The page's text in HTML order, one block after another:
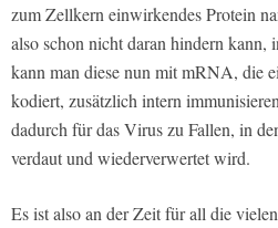
zum Zellkern einwirkendes Protein
also schon nicht daran hindern kann,
kann man diese nun mit mRNA, die
kodiert, zusätzlich intern
dadurch für das Virus zu Fallen, in
verdaut und wiederverwertet wird.
Es ist also an der Zeit für all die